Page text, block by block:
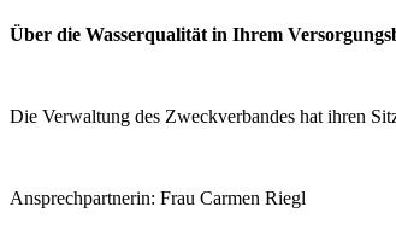
Über die Wasserqualität in Ihrem
Die Verwaltung des Zweckverbandes hat ihren
Ansprechpartnerin: Frau Carmen Riegl